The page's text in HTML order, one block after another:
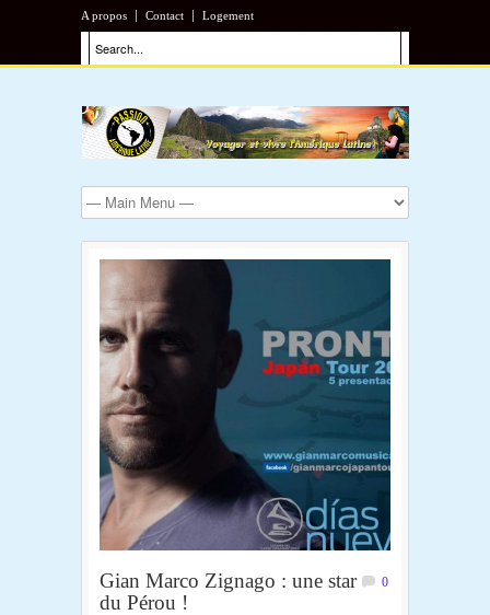
A propos Contact Logement
Gian Marco Zignago : une star
du Pérou !
0